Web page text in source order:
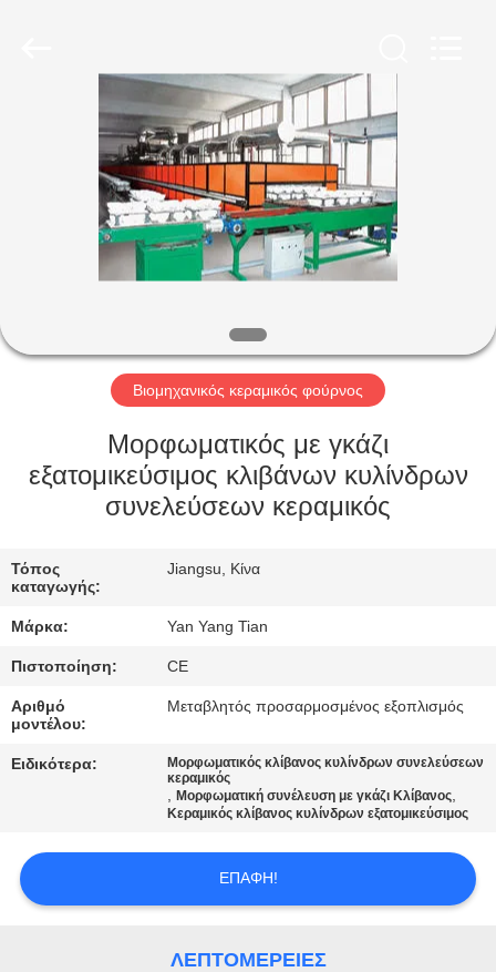
ΠΡΟΪΌΝΤΑ
ΒΊΝΤΕΟ
ΣΧΕΤΙΚΆ
ΜΕ
ΕΠΙΣΚΕΨΉ
ΕΡΓΟΣΤΑΣΊΟΥ
ΈΛΕΓΧΟΣ
ΠΟΙΌΤΗΤΑΣ
ΕΙΔΉΣΕΙΣ
ΥΠΟΘΈΣΕΙΣ
ΜΙΑ
ΠΡΟΣΦΟΡΆ
Βιομηχανικός κεραμικός φούρνος
Μορφωματικός με γκάζι
εξατομικεύσιμος κλιβάνων κυλίνδρων
συνελεύσεων κεραμικός
Τόπος
καταγωγής:
Jiangsu, Κίνα
Μάρκα: Yan Yang Tian
Πιστοποίηση: CE
Αριθμό
μοντέλου:
Μεταβλητός προσαρμοσμένος εξοπλισμός
Ειδικότερα:
Μορφωματικός κλίβανος κυλίνδρων συνελεύσεων
κεραμικός
,Μορφωματική συνέλευση με γκάζι Κλίβανος,
Κεραμικός κλίβανος κυλίνδρων εξατομικεύσιμος
ΕΠΑΦΉ!
ΛΕΠΤΟΜΈΡΕΙΕΣ